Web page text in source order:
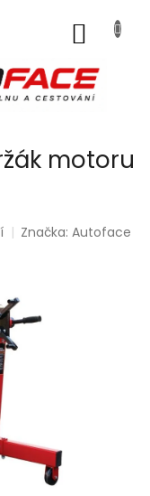
motoru
Značka:Autoface